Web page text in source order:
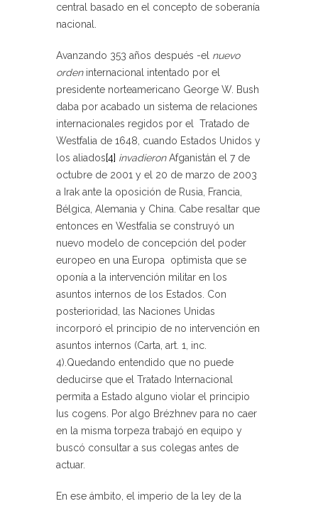
central basado en el concepto de soberanía
nacional.
Avanzando 353 años después -el nuevo
ordeninternacional intentado por el
presidente norteamericano George W. Bush
daba por acabado un sistema de relaciones
internacionales regidos por el Tratado de
Westfalia de 1648, cuando Estados Unidos y
los aliados[4] invadieronAfganistán el 7 de
octubre de 2001 y el 20 de marzo de 2003
a Irak ante la oposición de Rusia, Francia,
Bélgica, Alemania y China. Cabe resaltar que
entonces en Westfalia se construyó un
nuevo modelo de concepción del poder
europeo en una Europa optimista que se
oponía a la intervención militar en los
asuntos internos de los Estados. Con
posterioridad, las Naciones Unidas
incorporó el principio de no intervención en
asuntos internos (Carta, art. 1, inc.
4).Quedando entendido que no puede
deducirse que el Tratado Internacional
permita a Estado alguno violar el principio
Ius cogens. Por algo Brézhnev para no caer
en la misma torpeza trabajó en equipo y
buscó consultar a sus colegas antes de
actuar.
En ese ámbito, el imperio de la ley de la